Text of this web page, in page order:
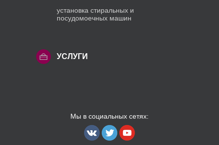
установка стиральных и
посудомоечных машин
УСЛУГИ
Мы в социальных сетях: